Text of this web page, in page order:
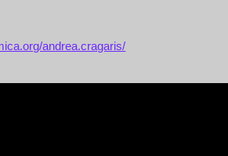
andrea.cragaris/